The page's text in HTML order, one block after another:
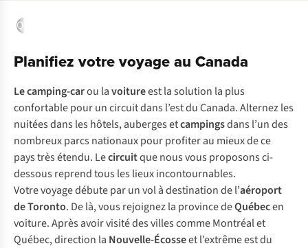
Québec
Planifiez votre voyage au Canada
Le camping-carou lavoitureest la solution la plus
confortable pour un circuit dans l’est du Canada. Alternez les
nuitées dans les hôtels, auberges etcampingsdans l’un des
nombreux parcs nationaux pour profiter au mieux de ce
pays très étendu. Lecircuitque nous vous proposons ci-
dessous reprend tous les lieux incontournables.
Votre voyage débute par un vol à destination de l’aéroport
de Toronto. De là, vous rejoignez la province deQuébecen
voiture. Après avoir visité des villes comme Montréal et
Québec, direction la Nouvelle-Écosseet l’extrême est du